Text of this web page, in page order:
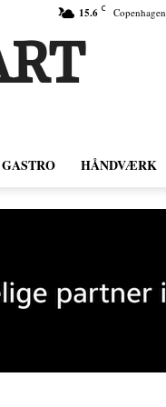
15.6 C Copenhagen
GASTRO HÅNDVÆRK